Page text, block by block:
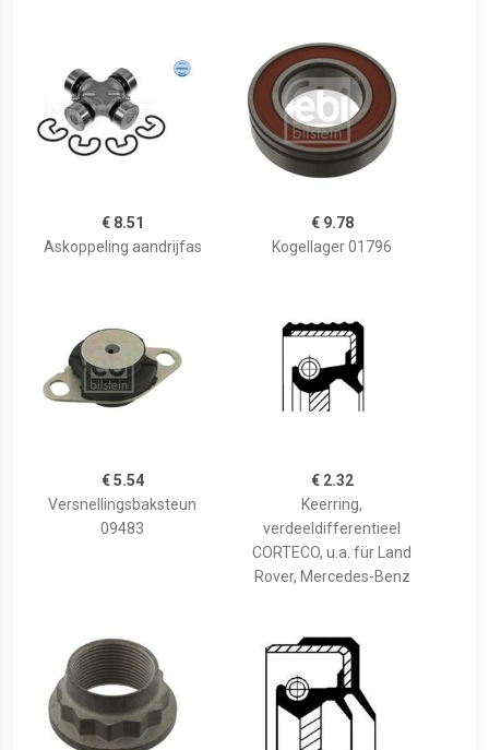
€ 8.51
Askoppeling aandrijfas
€ 9.78
Kogellager 01796
€ 5.54
Versnellingsbaksteun
09483
€ 2.32
Keerring,
verdeeldifferentieel
CORTECO, u.a. für Land
Rover, Mercedes-Benz